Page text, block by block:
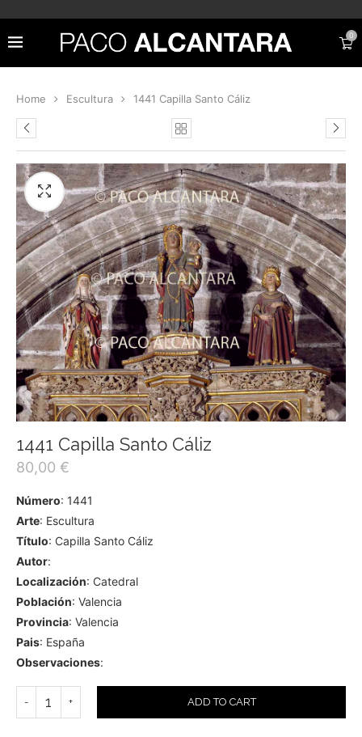
0
Home Escultura 1441 Capilla Santo Cáliz
1441 Capilla Santo Cáliz
80,00 €
Número: 1441
Arte: Escultura
Título: Capilla Santo Cáliz
Autor:
Localización: Catedral
Población: Valencia
Provincia: Valencia
Pais: España
Observaciones:
ADD TO CART